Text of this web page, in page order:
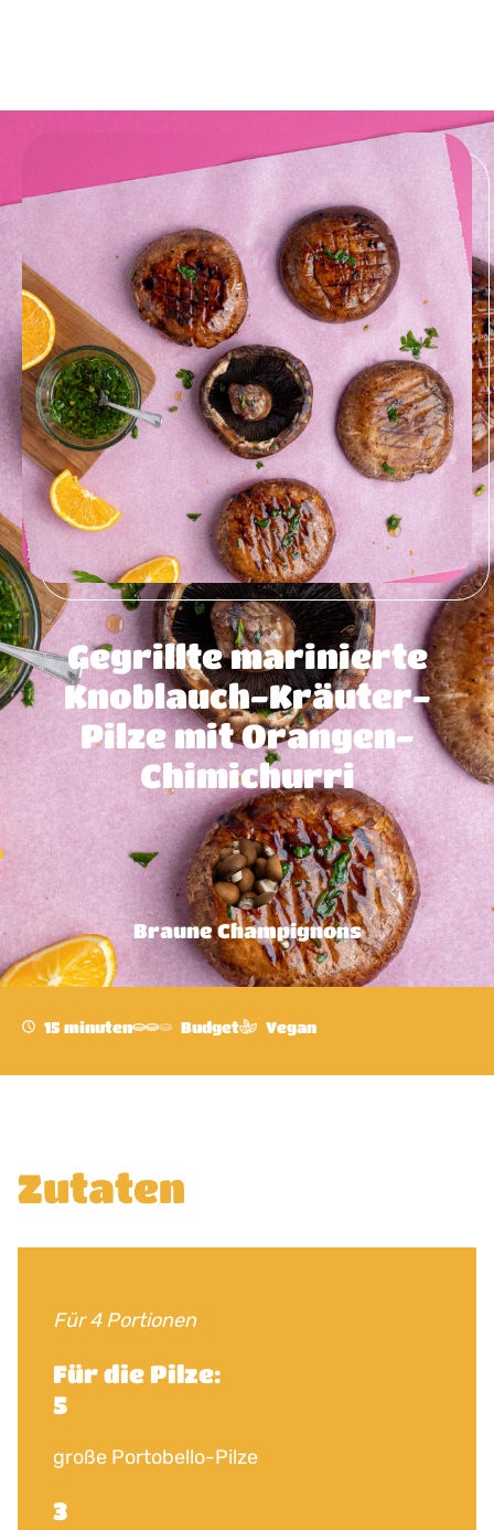
Gegrillte marinierte
Knoblauch-Kräuter-
Pilze mit Orangen-
Chimichurri
Braune Champignons
15 minuten Budget Vegan
Zutaten
Für 4 Portionen
Für die Pilze:
5
große Portobello-Pilze
3